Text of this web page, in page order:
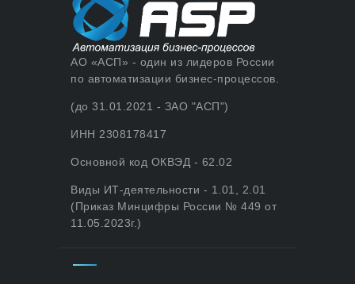
АО «АСП» - один из лидеров России
по автоматизации бизнес-процессов.
(до 31.01.2021 - ЗАО "АСП")
ИНН 2308178417
Основной код ОКВЭД - 62.02
Виды ИТ-деятельности - 1.01, 2.01
(Приказ Минцифры России № 449 от
11.05.2023г.)